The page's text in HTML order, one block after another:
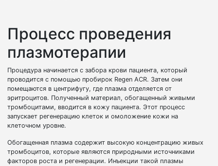
Процесс проведения
плазмотерапии
Процедура начинается с забора крови пациента, который
проводится с помощью пробирок Regen ACR. Затем они
помещаются в центрифугу, где плазма отделяется от
эритроцитов. Полученный материал, обогащенный живыми
тромбоцитами, вводится в кожу пациента. Этот процесс
запускает регенерацию клеток и омоложение кожи на
клеточном уровне.
Обогащенная плазма содержит высокую концентрацию живых
тромбоцитов, которые являются природными источниками
факторов роста и регенерации. Инъекции такой плазмы